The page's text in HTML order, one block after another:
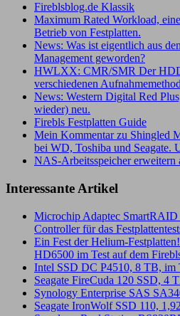
Fireblsblog.de Klassik
Maximum Rated Workload,
Betrieb von Festplatten.
News: Was ist eigentlich aus
Management geworden?
HWLXX: CMR/SMR Der
verschiedenen
News: Western Digital Red
wieder) neu.
Firebls Festplatten Guide
Mein Kommentar zu Shingled
bei WD, Toshiba und Seagate.
NAS-Arbeitsspeicher
Interessante Artikel
Microchip Adaptec SmartRAID
Controller für das
Ein Fest der Helium-
HD6500 im Test auf dem
Intel SSD DC P4510, 8 TB, im
Seagate FireCuda 120 SSD, 4
Synology Enterprise SAS
Seagate IronWolf SSD 110,